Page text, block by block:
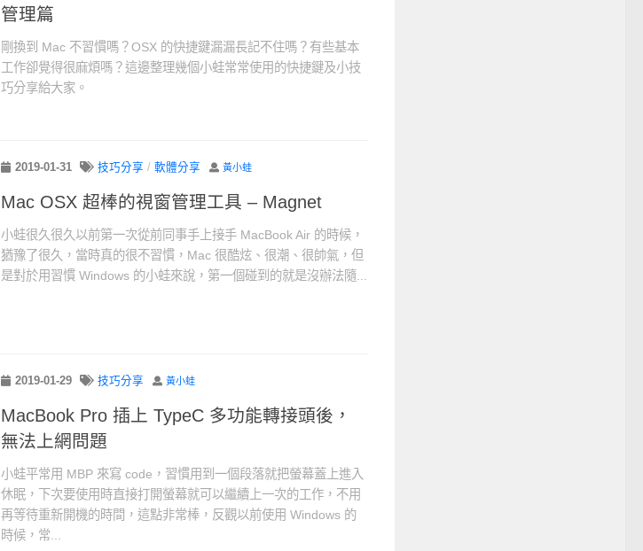
管理篇
剛換到 Mac 不習慣嗎？OSX 的快捷鍵漏漏長記不住嗎？有些基本
工作卻覺得很麻煩嗎？這邊整理幾個小蛙常常使用的快捷鍵及小技
巧分享給大家。
2019-01-31 技巧分享 / 軟體分享 黃小蛙
Mac OSX 超棒的視窗管理工具 – Magnet
小蛙很久很久以前第一次從前同事手上接手 MacBook Air 的時候，
猶豫了很久，當時真的很不習慣，Mac 很酷炫、很潮、很帥氣，但
是對於用習慣 Windows 的小蛙來說，第一個碰到的就是沒辦法隨...
2019-01-29 技巧分享 黃小蛙
MacBook Pro 插上 TypeC 多功能轉接頭後，
無法上網問題
小蛙平常用 MBP 來寫 code，習慣用到一個段落就把螢幕蓋上進入
休眠，下次要使用時直接打開螢幕就可以繼續上一次的工作，不用
再等待重新開機的時間，這點非常棒，反觀以前使用 Windows 的
時候，常...